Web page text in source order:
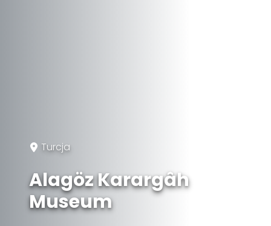
Turcja
Alagöz Karargâh
Museum